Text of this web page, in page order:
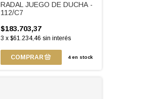
RADAL JUEGO DE DUCHA -
112/C7
$183.703,37
3 x $61.234,46 sin interés
4en stock